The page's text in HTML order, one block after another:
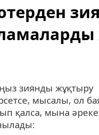
зиянды жұқтыру
мысалы, ол
қалса, мына